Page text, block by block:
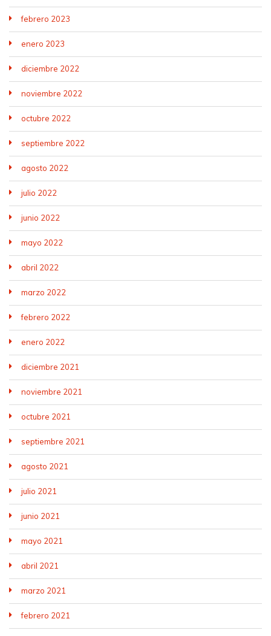
febrero 2023
enero 2023
diciembre 2022
noviembre 2022
octubre 2022
septiembre 2022
agosto 2022
julio 2022
junio 2022
mayo 2022
abril 2022
marzo 2022
febrero 2022
enero 2022
diciembre 2021
noviembre 2021
octubre 2021
septiembre 2021
agosto 2021
julio 2021
junio 2021
mayo 2021
abril 2021
marzo 2021
febrero 2021